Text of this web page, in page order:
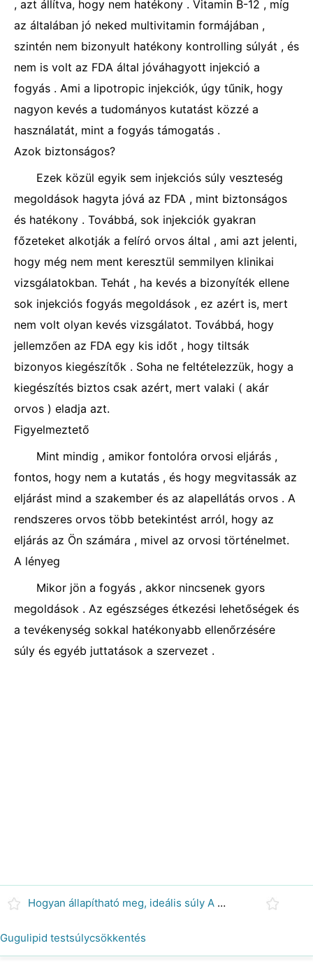
, azt állítva, hogy nem hatékony . Vitamin B-12 , míg
az általában jó neked multivitamin formájában ,
szintén nem bizonyult hatékony kontrolling súlyát , és
nem is volt az FDA által jóváhagyott injekció a
fogyás . Ami a lipotropic injekciók, úgy tűnik, hogy
nagyon kevés a tudományos kutatást közzé a
használatát, mint a fogyás támogatás .
Azok biztonságos?
Ezek közül egyik sem injekciós súly veszteség
megoldások hagyta jóvá az FDA , mint biztonságos
és hatékony . Továbbá, sok injekciók gyakran
főzeteket alkotják a felíró orvos által , ami azt jelenti,
hogy még nem ment keresztül semmilyen klinikai
vizsgálatokban. Tehát , ha kevés a bizonyíték ellene
sok injekciós fogyás megoldások , ez azért is, mert
nem volt olyan kevés vizsgálatot. Továbbá, hogy
jellemzően az FDA egy kis időt , hogy tiltsák
bizonyos kiegészítők . Soha ne feltételezzük, hogy a
kiegészítés biztos csak azért, mert valaki ( akár
orvos ) eladja azt.
Figyelmeztető
Mint mindig , amikor fontolóra orvosi eljárás ,
fontos, hogy nem a kutatás , és hogy megvitassák az
eljárást mind a szakember és az alapellátás orvos . A
rendszeres orvos több betekintést arról, hogy az
eljárás az Ön számára , mivel az orvosi történelmet.
A lényeg
Mikor jön a fogyás , akkor nincsenek gyors
megoldások . Az egészséges étkezési lehetőségek és
a tevékenység sokkal hatékonyabb ellenőrzésére
súly és egyéb juttatások a szervezet .
Hogyan állapítható meg, ideális súly A BMI %
Gugulipid testsúlycsökkentés